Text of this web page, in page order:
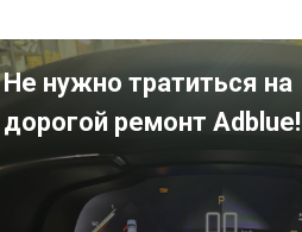
Не нужно тратиться на
дорогой ремонт Adblue!